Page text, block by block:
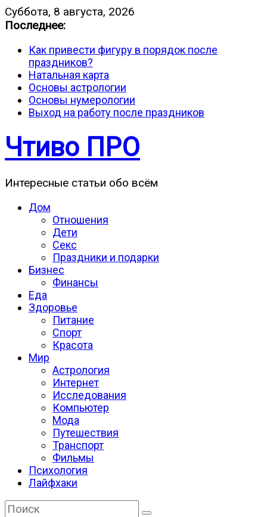
Суббота, 8 августа, 2026
Последнее:
Как привести фигуру в порядок после
праздников?
Натальная карта
Основы астрологии
Основы нумерологии
Выход на работу после праздников
Чтиво ПРО
Интересные статьи обо всём
Дом
Отношения
Дети
Секс
Праздники и подарки
Бизнес
Финансы
Еда
Здоровье
Питание
Спорт
Красота
Мир
Астрология
Интернет
Исследования
Компьютер
Мода
Путешествия
Транспорт
Фильмы
Психология
Лайфхаки